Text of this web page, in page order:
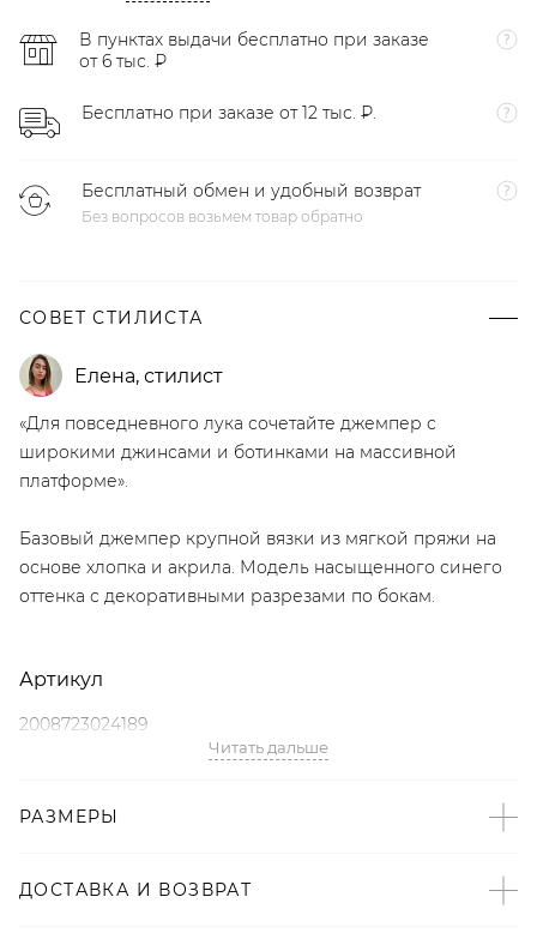
В пунктах выдачи бесплатно при заказе
от 6 тыс. ₽
Бесплатно при заказе от 12 тыс. ₽.
Бесплатный обмен и удобный возврат
Без вопросов возьмем товар обратно
СОВЕТ СТИЛИСТА
Елена, стилист
«Для повседневного лука сочетайте джемпер с
широкими джинсами и ботинками на массивной
платформе».
Базовый джемпер крупной вязки из мягкой пряжи на
основе хлопка и акрила. Модель насыщенного синего
оттенка с декоративными разрезами по бокам.
Артикул
2008723024189
– Произведено по индивидуальному заказу и под
– Дизайн: Санкт-Петербург, Россия;
Читать дальше
РАЗМЕРЫ
ДОСТАВКА И ВОЗВРАТ